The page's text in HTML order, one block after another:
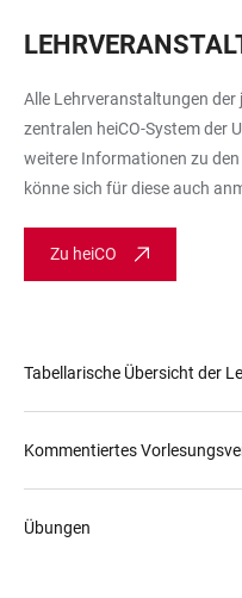
Alle Lehrveranstaltungen
zentralen heiCO-System der
weitere Informationen zu
könne sich für diese auch
Zu heiCO
Tabellarische Übersicht der
Kommentiertes
Übungen